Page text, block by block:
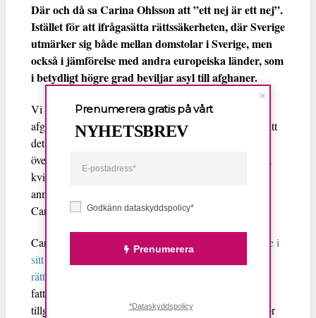
Där och då sa Carina Ohlsson att ”ett nej är ett nej”.
Istället för att ifrågasätta rättssäkerheten, där Sverige
utmärker sig både mellan domstolar i Sverige, men
också i jämförelse med andra europeiska länder, som
i betydligt högre grad beviljar asyl till afghaner.
Vi har varit bland de bästa i EU på att ge avslag till
afghanska barnfamiljer, kvinnor, flickor och hazarer (att
det tog Migrationsverket över ett år efter talibanernas
övertagande att komma fram till att man inte ska utvisa
kvinnor och flickor till Afghanistan är milt sagt
anmärkningsvärt). Detta är bilden av Sverige, som
Carina Ohlsson aldrig motsatt sig.
Carina Ohlsson skriver att
”EU måste mycket tydligare i
sitt utvecklingsbistånd prioritera kvinnor och flickors
rättigheter”
fattigdomsbekämpning i världen är att brett
tillgängliggöra högre utbildning för flickor och kvinnor
Godkänn dataskyddspolicy*
Prenumerera
Prenumerera gratis på vårt
NYHETSBREV
*Dataskyddspolicy